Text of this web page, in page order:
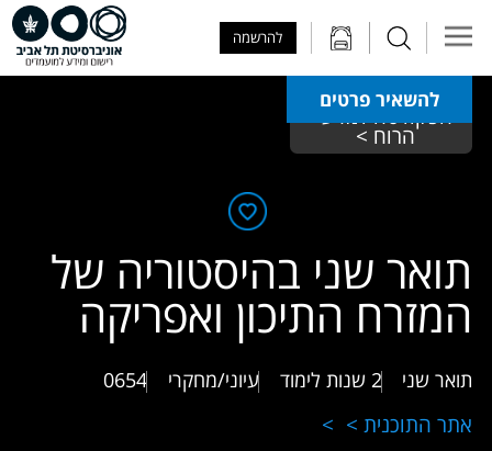
להרשמה
להשאיר פרטים
הפקולטה למדעי
הרוח >
תואר שני בהיסטוריה של
המזרח התיכון ואפריקה
תואר שני 2 שנות לימוד עיוני/מחקרי 0654
אתר התוכנית >